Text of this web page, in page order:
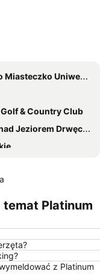
Uniwersyteckie
& Country Club
Jeziorem Drwęckim
Platinum
z Platinum